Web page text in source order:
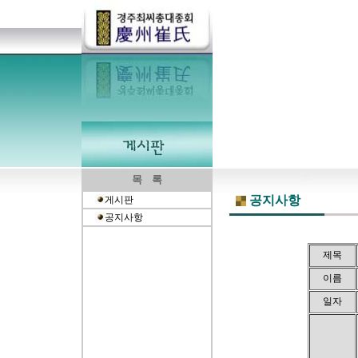
목 록
게시판
공지사항
공지사항
제목
이름
일자